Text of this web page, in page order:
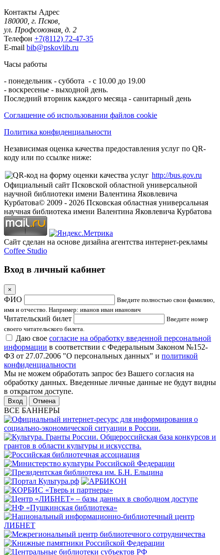
Контакты Адрес
180000, г. Псков,
ул. Профсоюзная, д. 2
Телефон +7(8112) 72-47-35
E-mail bib@pskovlib.ru
Часы работы
- понедельник - суббота - с 10.00 до 19.00
- воскресенье - выходной день.
Последний вторник каждого месяца - санитарный день
Соглашение об использовании файлов cookie
Политика конфиденциальности
Независимая оценка качества предоставления услуг по QR-
коду или по ссылке ниже:
http://bus.gov.ru
Официальный сайт Псковской областной универсальной
научной библиотеки имени Валентина Яковлевича
Курбатова© 2009 - 2026 Псковская областная универсальная
научная библиотека имени Валентина Яковлевича Курбатова
Сайт сделан на основе дизайна агентства интернет-рекламы
Coffee Studio
Вход в личный кабинет
×
ФИО
Введите полностью свои фамилию,
имя и отчество. Например: иванов иван иванович
Читательский билет
Введите номер
своего читательского билета.
Даю свое согласие на обработку введенной персональной
информации в соответствии с Федеральным Законом №152-
ФЗ от 27.07.2006 "О персональных данных" и политикой
конфиденциальности
Мы не можем обработать запрос без Вашего согласия на
обработку данных. Введенные личные данные не будут видны
в открытом доступе.
Отмена
ВСЕ БАННЕРЫ